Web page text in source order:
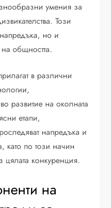
умения за
Този
но и
общността.
в различни
развитие на околната
етапи,
напредъка и
като по този начин
цялата конкуренция.
на